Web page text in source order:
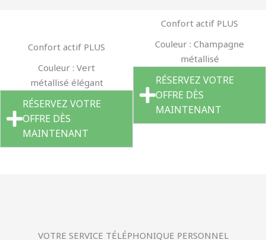
Confort actif PLUS
Couleur : Vert
métallisé élégant
RÉSERVEZ VOTRE
OFFRE DÈS
MAINTENANT
Confort actif PLUS
Couleur : Champagne
métallisé
RÉSERVEZ VOTRE
OFFRE DÈS
MAINTENANT
VOTRE SERVICE TÉLÉPHONIQUE PERSONNEL